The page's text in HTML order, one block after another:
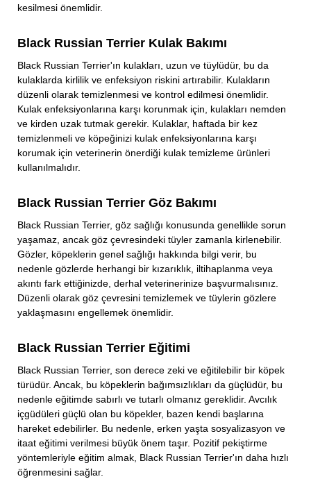
kesilmesi önemlidir.
Black Russian Terrier Kulak Bakımı
Black Russian Terrier'ın kulakları, uzun ve tüylüdür, bu da
kulaklarda kirlilik ve enfeksiyon riskini artırabilir. Kulakların
düzenli olarak temizlenmesi ve kontrol edilmesi önemlidir.
Kulak enfeksiyonlarına karşı korunmak için, kulakları nemden
ve kirden uzak tutmak gerekir. Kulaklar, haftada bir kez
temizlenmeli ve köpeğinizi kulak enfeksiyonlarına karşı
korumak için veterinerin önerdiği kulak temizleme ürünleri
kullanılmalıdır.
Black Russian Terrier Göz Bakımı
Black Russian Terrier, göz sağlığı konusunda genellikle sorun
yaşamaz, ancak göz çevresindeki tüyler zamanla kirlenebilir.
Gözler, köpeklerin genel sağlığı hakkında bilgi verir, bu
nedenle gözlerde herhangi bir kızarıklık, iltihaplanma veya
akıntı fark ettiğinizde, derhal veterinerinize başvurmalısınız.
Düzenli olarak göz çevresini temizlemek ve tüylerin gözlere
yaklaşmasını engellemek önemlidir.
Black Russian Terrier Eğitimi
Black Russian Terrier, son derece zeki ve eğitilebilir bir köpek
türüdür. Ancak, bu köpeklerin bağımsızlıkları da güçlüdür, bu
nedenle eğitimde sabırlı ve tutarlı olmanız gereklidir. Avcılık
içgüdüleri güçlü olan bu köpekler, bazen kendi başlarına
hareket edebilirler. Bu nedenle, erken yaşta sosyalizasyon ve
itaat eğitimi verilmesi büyük önem taşır. Pozitif pekiştirme
yöntemleriyle eğitim almak, Black Russian Terrier'ın daha hızlı
öğrenmesini sağlar.